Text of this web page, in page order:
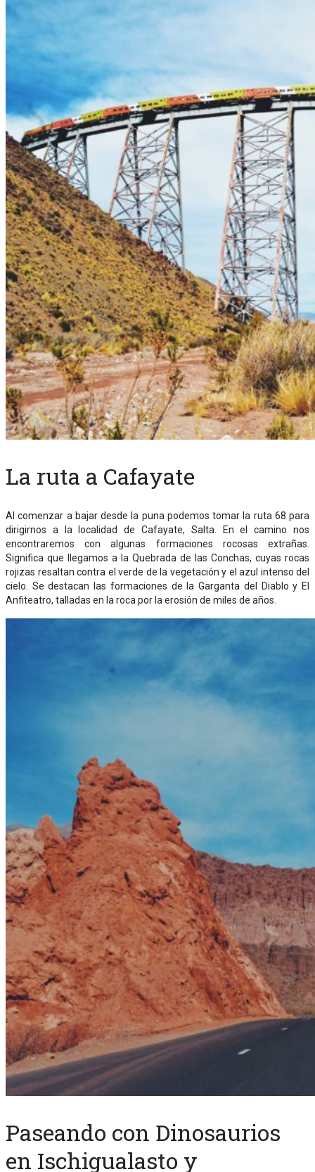
La ruta a Cafayate
Al comenzar a bajar desde la puna podemos tomar la ruta 68 para
dirigirnos a la localidad de Cafayate, Salta. En el camino nos
encontraremos con algunas formaciones rocosas extrañas.
Significa que llegamos a la Quebrada de las Conchas, cuyas rocas
rojizas resaltan contra el verde de la vegetación y el azul intenso del
cielo. Se destacan las formaciones de la Garganta del Diablo y El
Anfiteatro, talladas en la roca por la erosión de miles de años.
Paseando con Dinosaurios
en Ischigualasto y